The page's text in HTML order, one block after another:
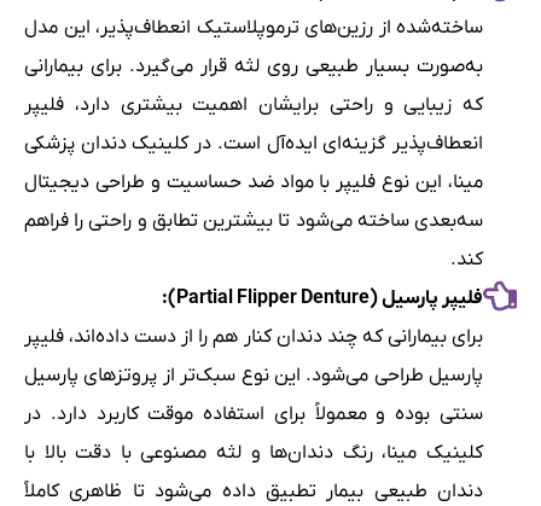
ساخته‌شده از رزین‌های ترموپلاستیک انعطاف‌پذیر، این مدل
به‌صورت بسیار طبیعی روی لثه قرار می‌گیرد. برای بیمارانی
که زیبایی و راحتی برایشان اهمیت بیشتری دارد، فلیپر
انعطاف‌پذیر گزینه‌ای ایده‌آل است. در کلینیک دندان پزشکی
مینا، این نوع فلیپر با مواد ضد حساسیت و طراحی دیجیتال
سه‌بعدی ساخته می‌شود تا بیشترین تطابق و راحتی را فراهم
کند.
فلیپر پارسیل (Partial Flipper Denture):
برای بیمارانی که چند دندان کنار هم را از دست داده‌اند، فلیپر
پارسیل طراحی می‌شود. این نوع سبک‌تر از پروتزهای پارسیل
سنتی بوده و معمولاً برای استفاده موقت کاربرد دارد. در
کلینیک مینا، رنگ دندان‌ها و لثه مصنوعی با دقت بالا با
دندان طبیعی بیمار تطبیق داده می‌شود تا ظاهری کاملاً